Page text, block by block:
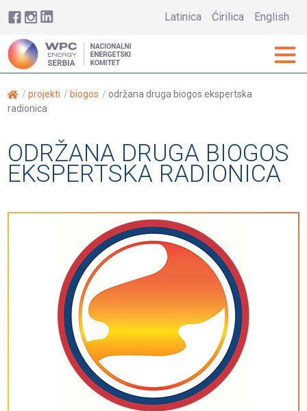
Latinica Ćirilica English
projekti biogos
održana druga biogos ekspertska
radionica
ODRŽANA DRUGA BIOGOS
EKSPERTSKA RADIONICA